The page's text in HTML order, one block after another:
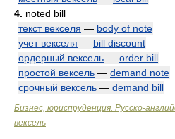
4. noted bill
текст векселя — body of note
учет векселя — bill discount
ордерный вексель — order bill
простой вексель — demand note
срочный вексель — demand bill
Бизнес, юриспруденция. Русско-
вексель